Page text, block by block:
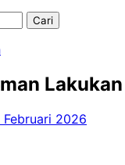
Februari 2026